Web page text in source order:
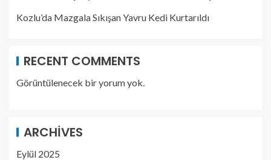
Kozlu’da Mazgala Sıkışan Yavru Kedi Kurtarıldı
RECENT COMMENTS
Görüntülenecek bir yorum yok.
ARCHIVES
Eylül 2025